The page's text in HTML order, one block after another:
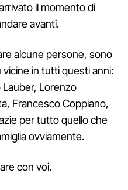
il momento di
avanti.
alcune persone, sono
in tutti questi anni:
Lauber, Lorenzo
Francesco Coppiano,
per tutto quello che
ovviamente.
con voi.